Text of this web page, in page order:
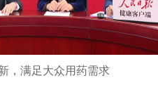
，满足大众用药需求